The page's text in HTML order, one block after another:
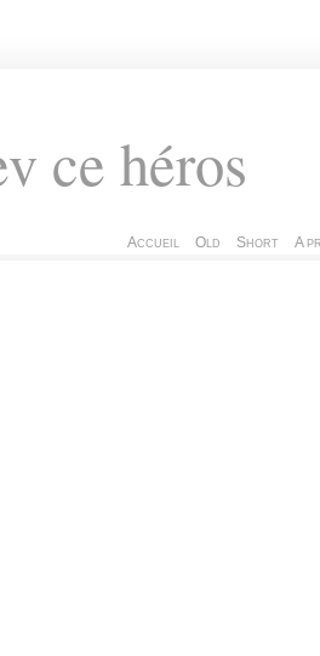
ce héros
Accueil Old Short A